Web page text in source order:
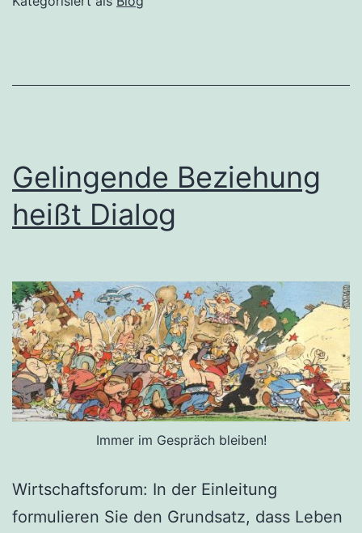
Gelingende Beziehung
heißt Dialog
Immer im Gespräch bleiben!
Wirtschaftsforum: In der Einleitung
formulieren Sie den Grundsatz, dass Leben